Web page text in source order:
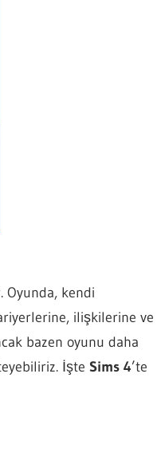
Oyunda, kendi
ilişkilerine ve
bazen oyunu daha
İşte Sims 4’te